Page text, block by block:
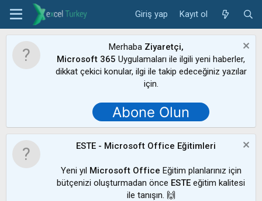
Giriş yap Kayıt ol
Merhaba Ziyaretçi,
Microsoft 365 Uygulamaları ile ilgili yeni haberler,
dikkat çekici konular, ilgi ile takip edeceğiniz yazılar
için.
Abone Olun
ESTE - Microsoft Office Eğitimleri
Yeni yıl Microsoft Office Eğitim planlarınız için
bütçenizi oluşturmadan önce ESTE eğitim kalitesi
ile tanışın. 🙌